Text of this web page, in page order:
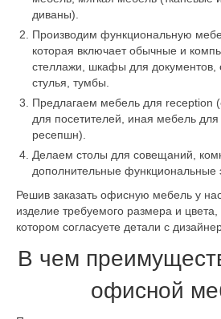
диваны).
Производим функциональную
которая включает обычные и
стеллажи, шкафы для документов,
стулья, тумбы.
Предлагаем мебель для reception
для посетителей, иная мебель для
ресепшн).
Делаем столы для совещаний,
дополнительные функциональные
Решив заказать офисную мебель у
изделие требуемого размера и
котором согласуете детали с
В чем
офисной